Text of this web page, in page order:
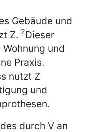
Gebäude und
Z. 2Dieser
und
Praxis.
nutzt Z
und
durch V an